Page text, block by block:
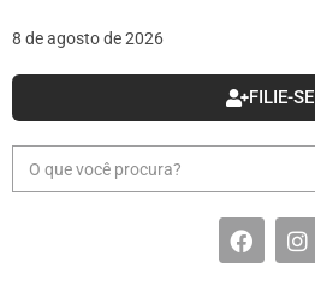
8 de agosto de 2026
FILIE-SE